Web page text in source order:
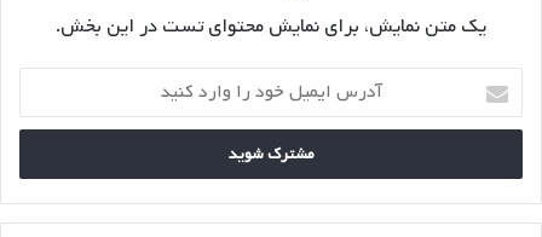
یک متن نمایش، برای نمایش محتوای تست در این بخش.
آدرس
ایمیل
خود
را
کنید